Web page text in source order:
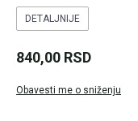
DETALJNIJE
840,00 RSD
Obavesti me o sniženju